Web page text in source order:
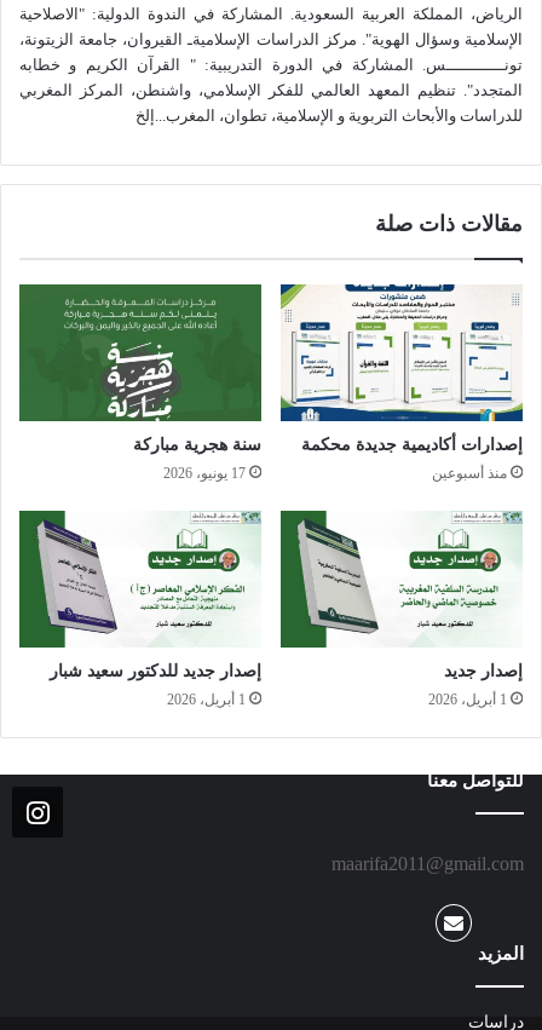
الرياض، المملكة العربية السعودية. المشاركة في الندوة الدولية: "الاصلاحية
الإسلامية وسؤال الهوية". مركز الدراسات الإسلاميةـ القيروان، جامعة الزيتونة،
تونــــــــــــس. المشاركة في الدورة التدريبية: " القرآن الكريم و خطابه
المتجدد". تنظيم المعهد العالمي للفكر الإسلامي، واشنطن، المركز المغربي
للدراسات والأبحاث التربوية و الإسلامية، تطوان، المغرب...إلخ
مقالات ذات صلة
إصدارات أكاديمية جديدة محكمة
منذ أسبوعين
سنة هجرية مباركة
17 يونيو، 2026
إصدار جديد
1 أبريل، 2026
إصدار جديد للدكتور سعيد شبار
1 أبريل، 2026
للتواصل معنا
maarifa2011@gmail.com
المزيد
دراسات